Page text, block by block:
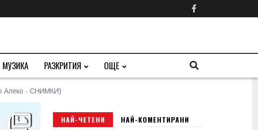
МУЗИКА РАЗКРИТИЯ ОЩЕ
Алеко - СНИМКИ)
НАЙ-ЧЕТЕНИ НАЙ-КОМЕНТИРАНИ